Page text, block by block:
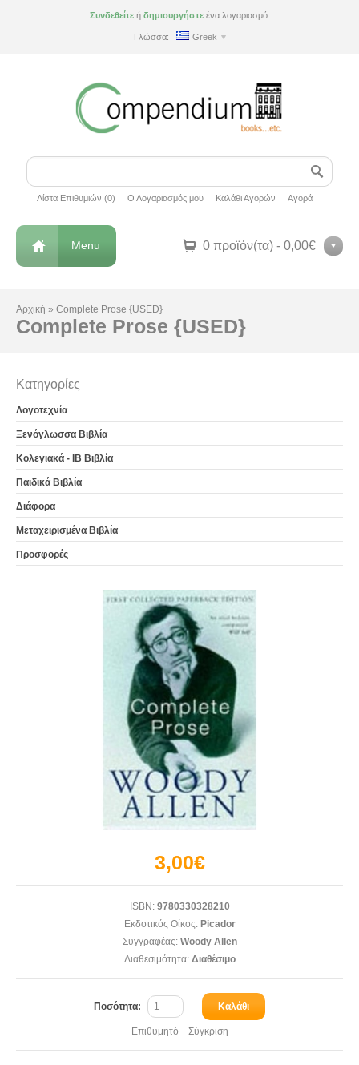
Συνδεθείτεή δημιουργήστεένα λογαριασμό.
Γλώσσα: Greek
Λίστα Επιθυμιών (0) Ο Λογαριασμός μου Καλάθι Αγορών Αγορά
0 προϊόν(τα) - 0,00€
Menu
Αρχική » Complete Prose {USED}
Complete Prose {USED}
Κατηγορίες
Λογοτεχνία
Ξενόγλωσσα Βιβλία
Κολεγιακά - IB Βιβλία
Παιδικά Βιβλία
Διάφορα
Μεταχειρισμένα Βιβλία
Προσφορές
3,00€
ISBN:9780330328210
Εκδοτικός Οίκος: Picador
Συγγραφέας:Woody Allen
Διαθεσιμότητα:Διαθέσιμο
Ποσότητα: Καλάθι
Επιθυμητό Σύγκριση